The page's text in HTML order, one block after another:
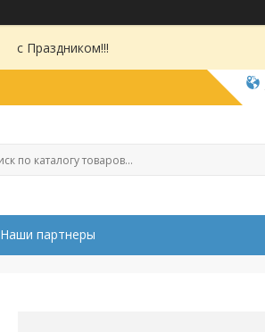
с Праздником!!!
Наши партнеры